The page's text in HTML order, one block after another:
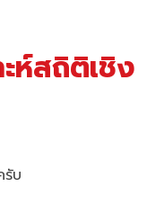
ห์สถิติเชิง
รับ